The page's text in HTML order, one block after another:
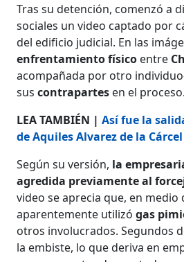
Tras su detención, comenzó a
sociales un video captado por
del edificio judicial. En las
enfrentamiento físico entre
acompañada por otro
suscontrapartes en el proceso.
LEA TAMBIÉN |Así fue la
de Aquiles Alvarez de la
Según su versión, la
agredida previamente al
video se aprecia que, en medio
aparentemente utilizó gas
otros involucrados. Segundos
la embiste, lo que deriva en